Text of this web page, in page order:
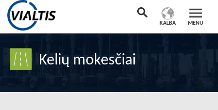
MENU
KALBA
Kelių mokesčiai